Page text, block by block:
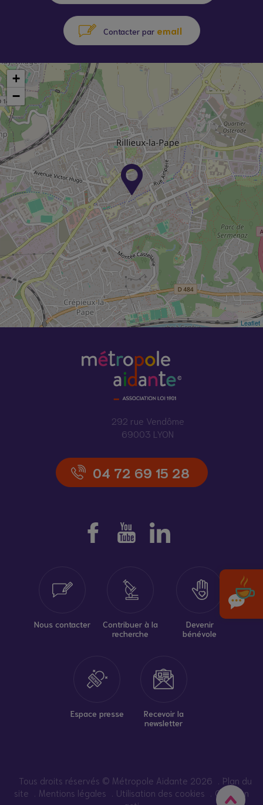
Contacter par email
+
−
Leaflet
292 rue Vendôme
69003 LYON
04 72 69 15 28
Nous contacter
Contribuer à la
recherche
Devenir
bénévole
Espace presse
Recevoir la
newsletter
Tous droits réservés © Métropole Aidante 2026
Plan du
site
Mentions légales Utilisation des cookies
Création